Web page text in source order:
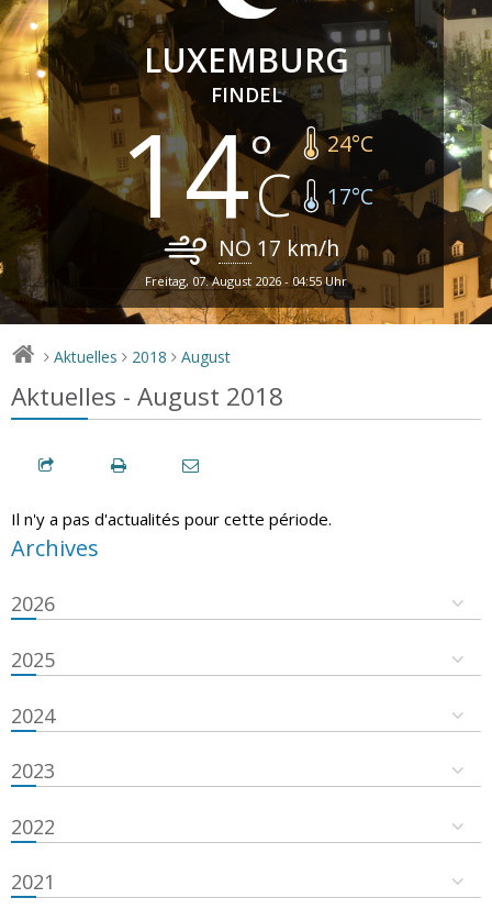
LUXEMBURG
FINDEL
14 24°C
17°C
NO 17 km/h
Freitag, 07. August 2026 - 04:55 Uhr
> Aktuelles > 2018 > August
Aktuelles - August 2018
Il n'y a pas d'actualités pour cette période.
Archives
2026
2025
2024
2023
2022
2021